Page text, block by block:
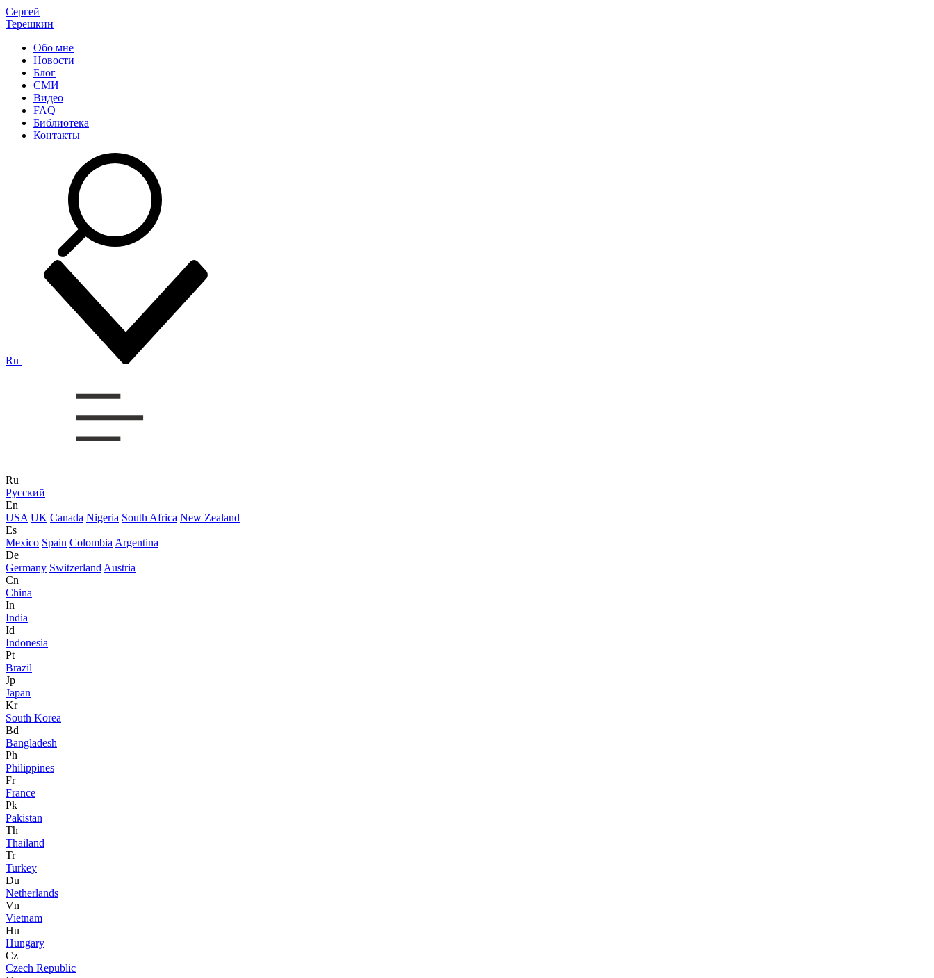
Сергей
Терешкин
Обо мне
Новости
Блог
СМИ
Видео
FAQ
Библиотека
Контакты
Ru
Ru
Русский
En
USA UK Canada Nigeria South Africa New Zealand
Es
Mexico Spain Colombia Argentina
De
Germany Switzerland Austria
Cn
China
In
India
Id
Indonesia
Pt
Brazil
Jp
Japan
Kr
South Korea
Bd
Bangladesh
Ph
Philippines
Fr
France
Pk
Pakistan
Th
Thailand
Tr
Turkey
Du
Netherlands
Vn
Vietnam
Hu
Hungary
Cz
Czech Republic